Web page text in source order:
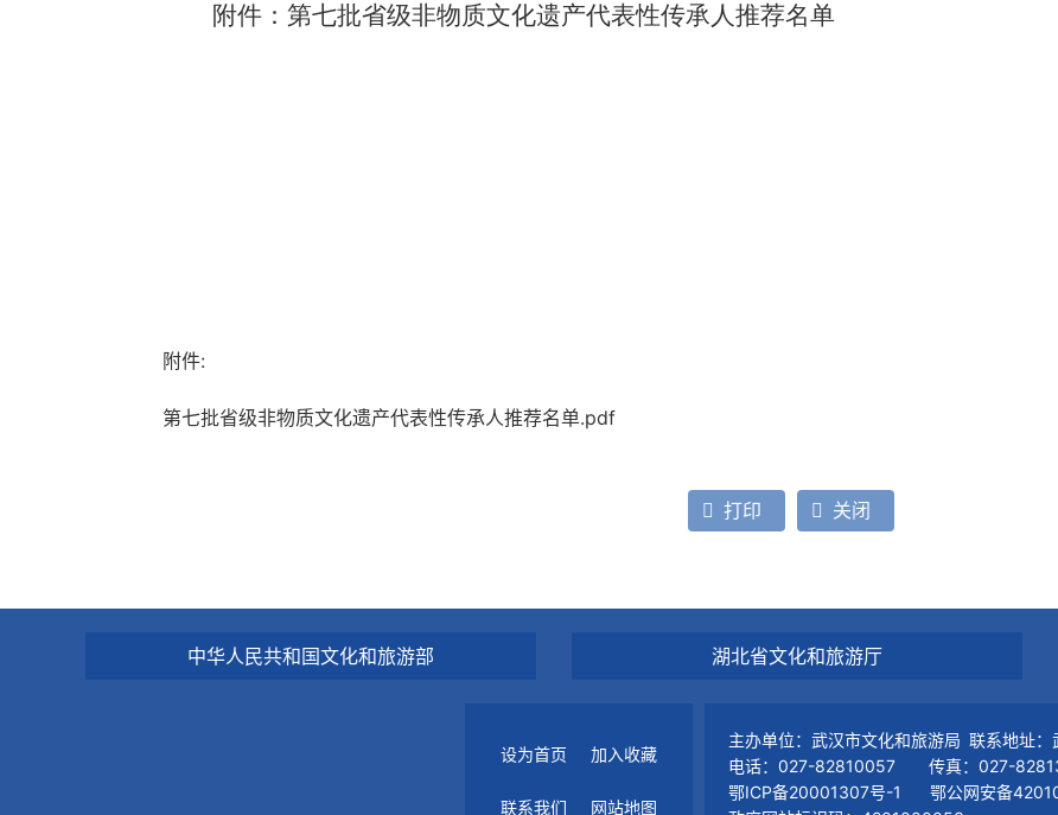
附件： 第七批省级非物质文化遗产代表性传承人推荐名单
附件:
第七批省级非物质文化遗产代表性传承人推荐名单.pdf
打印 关闭
中华人民共和国文化和旅游部 湖北省文化和旅游厅
设为首页 加入收藏
联系我们 网站地图
主办单位：武汉市文化和旅游局 联系地址
电话：027-82810057 传真：027-
鄂ICP备20001307号-1
鄂公网安备